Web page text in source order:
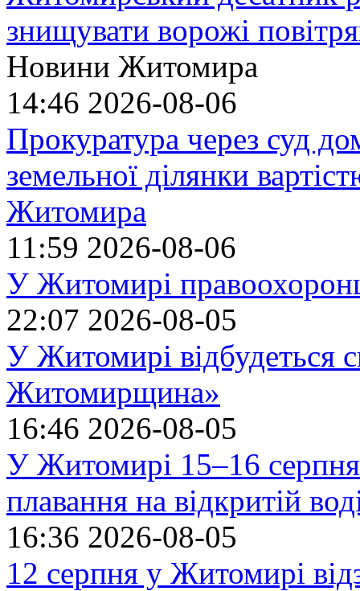
знищувати ворожі
Новини Житомира
14:46 2026-08-06
Прокуратура через суд
земельної ділянки
Житомира
11:59 2026-08-06
У Житомирі
22:07 2026-08-05
У Житомирі відбудеться
Житомирщина»
16:46 2026-08-05
У Житомирі 15–16 серпня
плавання на відкритій
16:36 2026-08-05
12 серпня у Житомирі